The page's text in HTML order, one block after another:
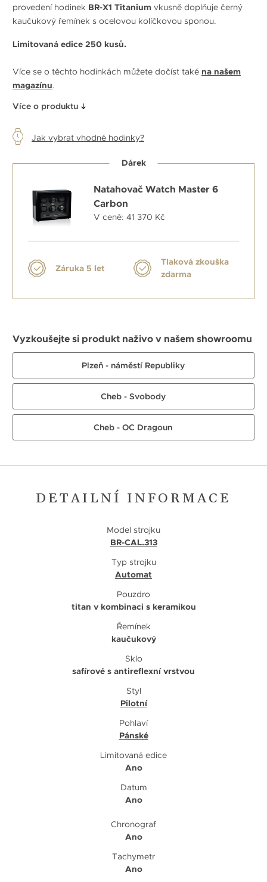
provedení hodinek BR-X1 Titanium vkusně doplňuje černý
kaučukový řemínek s ocelovou kolíčkovou sponou.
Limitovaná edice 250 kusů.
Více se o těchto hodinkách můžete dočíst také na našem
magazínu.
Více o produktu
Jak vybrat vhodné hodinky?
Dárek
Natahovač Watch Master 6
Carbon
V ceně: 41 370 Kč
Záruka 5 let
Tlaková zkouška
zdarma
Vyzkoušejte si produkt naživo v našem showroomu
Plzeň - náměstí Republiky
Cheb - Svobody
Cheb - OC Dragoun
DETAILNÍ INFORMACE
Model strojku
BR-CAL.313
Typ strojku
Automat
Pouzdro
titan v kombinaci s keramikou
Řemínek
kaučukový
Sklo
safírové s antireflexní vrstvou
Styl
Pilotní
Pohlaví
Pánské
Limitovaná edice
Ano
Datum
Ano
Chronograf
Ano
Tachymetr
Ano